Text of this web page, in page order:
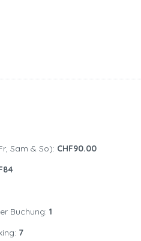
Sam & So): CHF90.00
Buchung: 1
7